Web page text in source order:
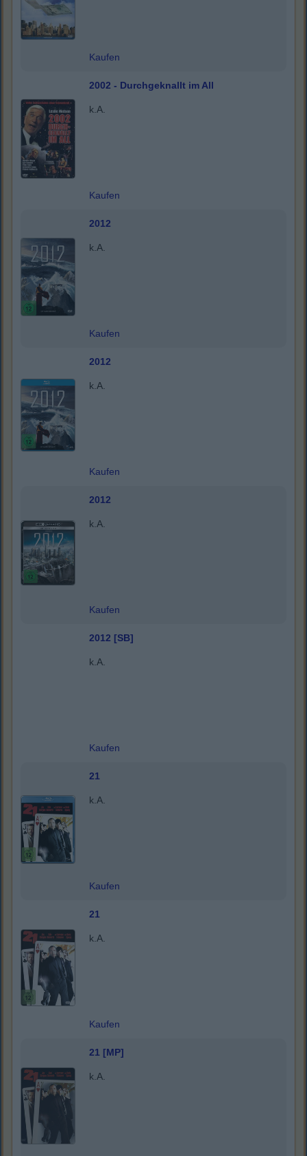
Kaufen
2002 - Durchgeknallt im All
k.A.
Kaufen
2012
k.A.
Kaufen
2012
k.A.
Kaufen
2012
k.A.
Kaufen
2012 [SB]
k.A.
Kaufen
21
k.A.
Kaufen
21
k.A.
Kaufen
21 [MP]
k.A.